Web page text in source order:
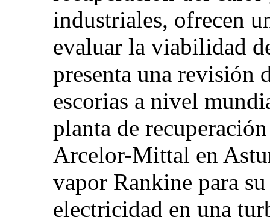
industriales, ofrecen
evaluar la viabilidad
presenta una revisión
escorias a nivel
planta de
Arcelor-Mittal en
vapor Rankine para
electricidad en una